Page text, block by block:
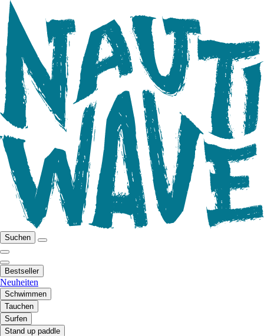
Suchen
Bestseller
Neuheiten
Schwimmen
Tauchen
Surfen
Stand up paddle